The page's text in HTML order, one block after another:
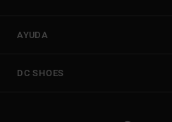
AYUDA
DC SHOES